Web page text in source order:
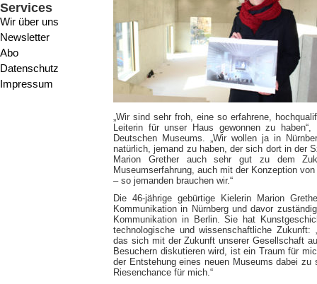
Services
Wir über uns
Newsletter
Abo
Datenschutz
Impressum
„Wir sind sehr froh, eine so erfahrene,
Leiterin für unser Haus gewonnen zu
Deutschen Museums. „Wir wollen ja in
natürlich, jemand zu haben, der sich dort in der
Marion Grether auch sehr gut zu dem
Museumserfahrung, auch mit der Konzeption
– so jemanden brauchen wir.“
Die 46-jährige gebürtige Kielerin Marion
Kommunikation in Nürnberg und davor
Kommunikation in Berlin. Sie hat
technologische und wissenschaftliche
das sich mit der Zukunft unserer Gesellschaft
Besuchern diskutieren wird, ist ein Traum für
der Entstehung eines neuen Museums dabei
Riesenchance für mich.“